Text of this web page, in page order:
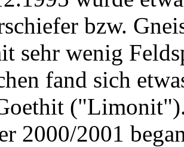
bzw.
sehr wenig
fand sich
2000/2001